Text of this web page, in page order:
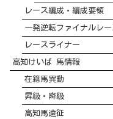
レース編成・編成要領
一発逆転ファイナルレー
レースライナー
高知けいば 馬情報
在籍馬異動
昇級・降級
高知馬遠征